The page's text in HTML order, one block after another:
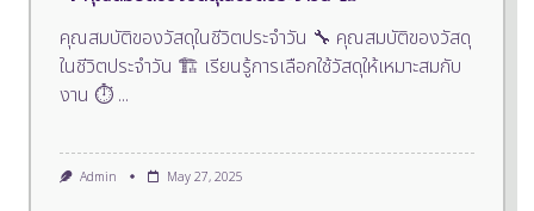
คุณสมบัติของวัสดุในชีวิตประจำวัน 🔧 คุณสมบัติของวัสดุ
ในชีวิตประจำวัน 🏗️ เรียนรู้การเลือกใช้วัสดุให้เหมาะสมกับ
งาน ⏱️ ...
Admin May 27, 2025